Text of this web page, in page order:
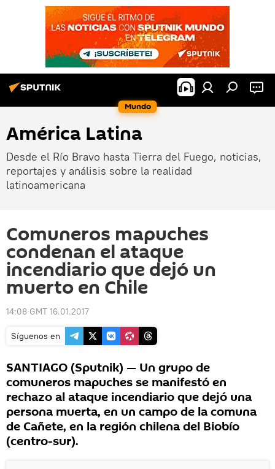
Mundo
América Latina
Desde el Río Bravo hasta Tierra del Fuego, noticias,
reportajes y análisis sobre la realidad
latinoamericana
Comuneros mapuches
condenan el ataque
incendiario que dejó un
muerto en Chile
14:08 GMT 16.01.2017
Síguenos en
SANTIAGO (Sputnik) — Un grupo de
comuneros mapuches se manifestó en
rechazo al ataque incendiario que dejó una
persona muerta, en un campo de la comuna
de Cañete, en la región chilena del Biobío
(centro-sur).